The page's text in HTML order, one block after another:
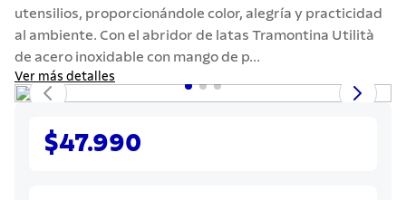
utensilios, proporcionándole color, alegría y practicidad
al ambiente. Con el abridor de latas Tramontina Utilità
de acero inoxidable con mango de p...
Ver más detalles
$47.990
7.
442
solar
9.
cuchillo